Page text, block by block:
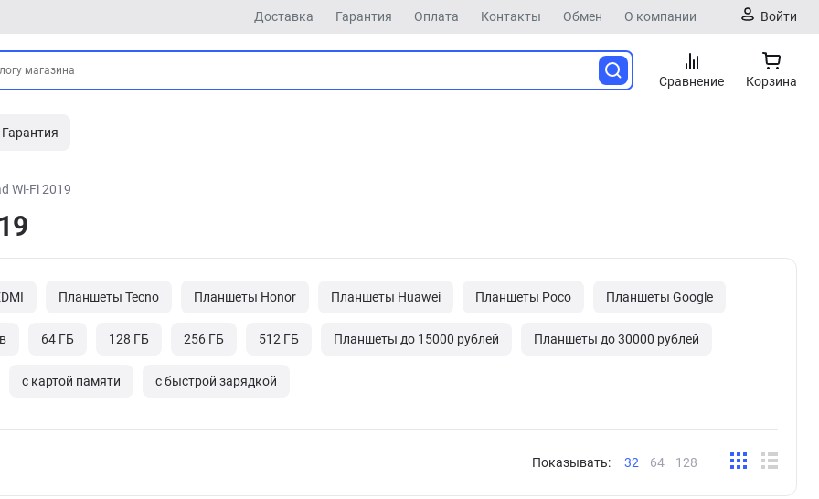
Доставка Гарантия Оплата Контакты Обмен О компании Войти
Сравнение Корзина
Гарантия
Wi-Fi 2019
Планшеты Tecno Планшеты Honor Планшеты Huawei Планшеты Poco Планшеты Google
64 ГБ 128 ГБ 256 ГБ 512 ГБ Планшеты до 15000 рублей Планшеты до 30000 рублей
с картой памяти с быстрой зарядкой
Показывать: 32 64 128